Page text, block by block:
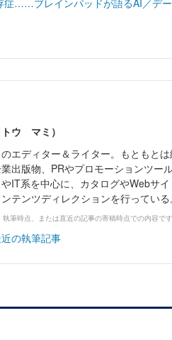
ウ マミ）
エディター＆ライター。もともと
出版物、PRやプロモーションツー
IT系を中心に、カタログやWebサ
テンツディレクションを行っている。
筆時点、または直近の記事の寄稿時点での内容です
の執筆記事